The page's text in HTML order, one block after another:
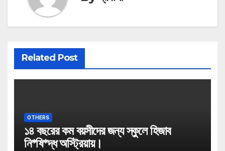
Related Post
OTHERS
১৪ বছরের কম বয়সীদের জন্য স্কুলে হিজাব
নি*ষি*দ্ধ অস্ট্রিয়ায়।